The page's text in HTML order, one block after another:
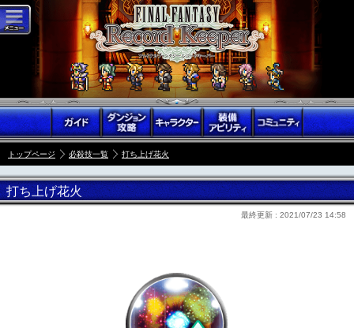
トップページ 必殺技一覧 打ち上げ花火
打ち上げ花火
最終更新 : 2021/07/23 14:58